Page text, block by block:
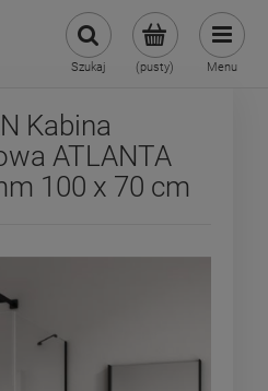
(pusty)
Szukaj Menu
Kabina
ATLANTA
100 x 70 cm